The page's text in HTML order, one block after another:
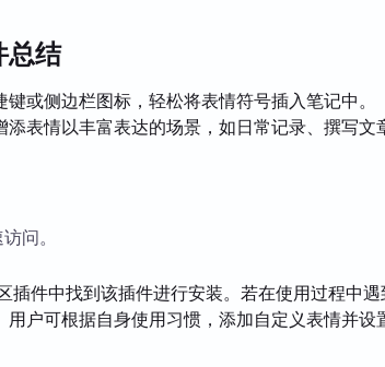
结
或侧边栏图标，轻松将表情符号插入笔记中。
添表情以丰富表达的场景，如日常记录、撰写文
问。
插件中找到该插件进行安装。若在使用过程中
用户可根据自身使用习惯，添加自定义表情并设